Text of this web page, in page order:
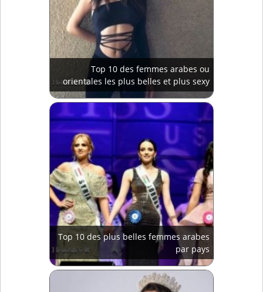
Top 10 des femmes arabes ou
orientales les plus belles et plus sexy
Top 10 des plus belles femmes arabes
par pays